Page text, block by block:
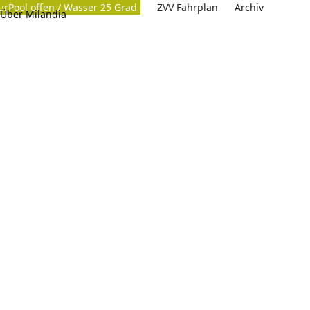
offen / Wasser 25 Grad ZVV Fahrplan Archiv
Über Milandia